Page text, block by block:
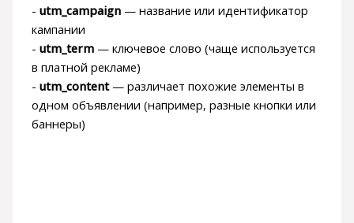
- utm_campaign— название или идентификатор
кампании
- utm_term— ключевое слово (чаще используется
в платной рекламе)
- utm_content— различает похожие элементы в
одном объявлении (например, разные кнопки или
баннеры)